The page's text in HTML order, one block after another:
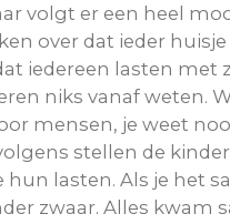
volgt er een heel
over dat ieder huisje
iedereen lasten met
niks vanaf weten.
mensen, je weet
stellen de
hun lasten. Als je het
zwaar. Alles kwam